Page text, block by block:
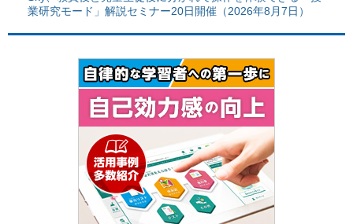
業研究モード」解説セミナー20日開催（2026年8月7日）